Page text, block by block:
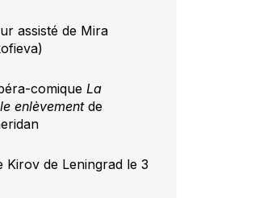
assisté de Mira
comique La
enlèvementde
Kirov de Leningrad le 3